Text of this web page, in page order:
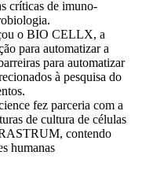
críticas de imuno-
o BIO CELLX, a
para automatizar a
para automatizar
à pesquisa do
fez parceria com a
de cultura de células
contendo
humanas